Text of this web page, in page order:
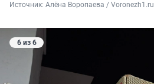
Источник: Алёна Воропаева / Voronezh1.ru
6 из 6